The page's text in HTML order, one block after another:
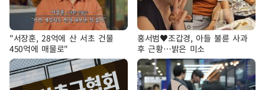
"서장훈, 28억에 산 서초 건물
450억에 매물로"
홍서범♥조갑경, 아들 불륜 사과
후 근황…밝은 미소